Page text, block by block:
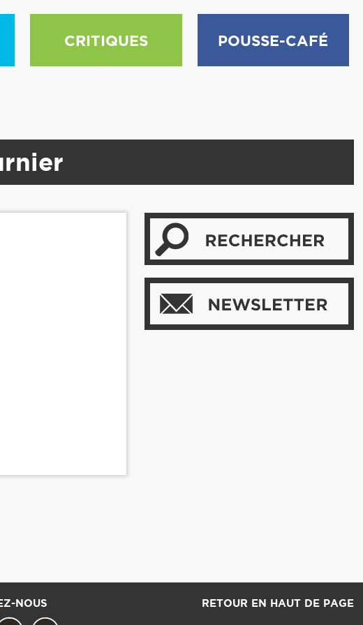
CRITIQUES POUSSE-CAFÉ
NOUS RETOUR EN HAUT DE PAGE